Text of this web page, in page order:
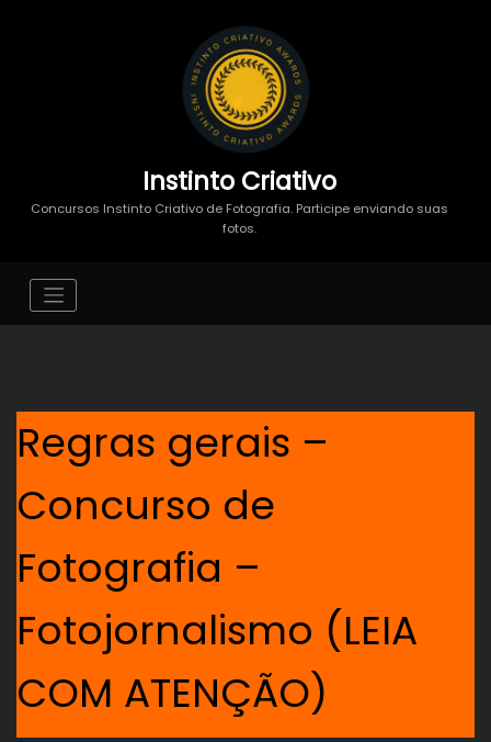
Instinto Criativo
Concursos Instinto Criativo de Fotografia. Participe enviando suas
fotos.
Regras gerais –
Concurso de
Fotografia –
Fotojornalismo (LEIA
COM ATENÇÃO)